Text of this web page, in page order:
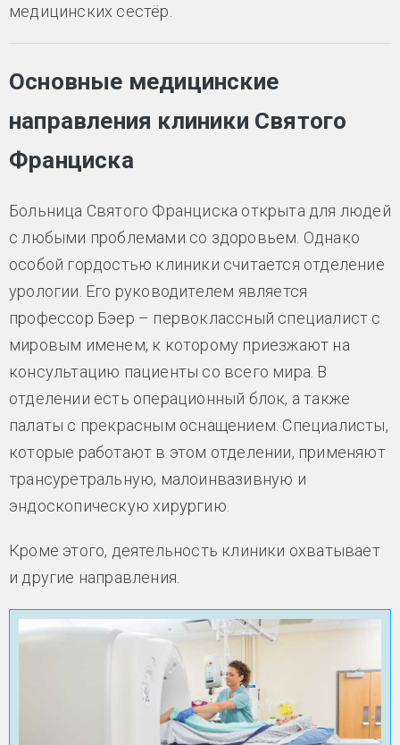
медицинских сестёр.
Основные медицинские
направления клиники Святого
Франциска
Больница Святого Франциска открыта для людей
с любыми проблемами со здоровьем. Однако
особой гордостью клиники считается отделение
урологии. Его руководителем является
профессор Бэер – первоклассный специалист с
мировым именем, к которому приезжают на
консультацию пациенты со всего мира. В
отделении есть операционный блок, а также
палаты с прекрасным оснащением. Специалисты,
которые работают в этом отделении, применяют
трансуретральную, малоинвазивную и
эндоскопическую хирургию.
Кроме этого, деятельность клиники охватывает
и другие направления.